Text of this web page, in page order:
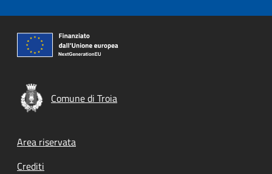
Comune di Troia
Footer menu
Area riservata
Crediti